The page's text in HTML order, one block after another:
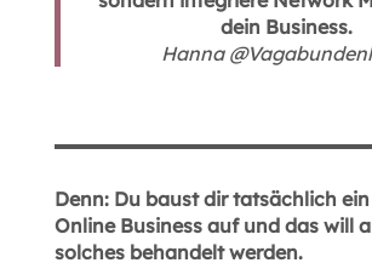
dein Business.
Hanna
Denn: Du baust dir tatsächlich
Online Business auf und das will
solches behandelt werden.